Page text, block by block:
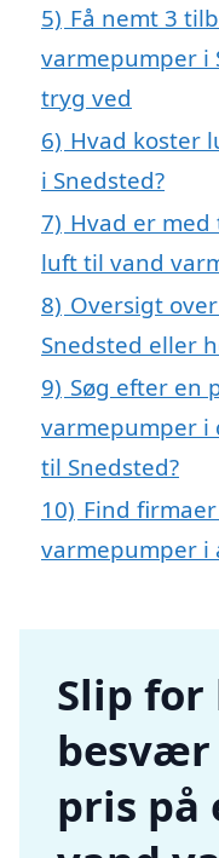
5) Få nemt 3
varmepumper i
tryg ved
6) Hvad koster
i Snedsted?
7) Hvad er
luft til vand
8) Oversigt
Snedsted eller
9) Søg efter en
varmepumper i
til Snedsted?
10) Find
varmepumper i
Slip for
besvær
pris